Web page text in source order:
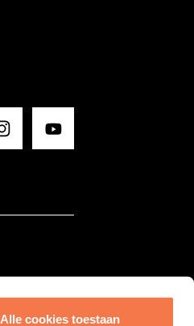
Alle cookies toestaan